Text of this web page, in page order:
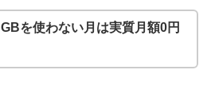
GBを使わない月は実質月額0円